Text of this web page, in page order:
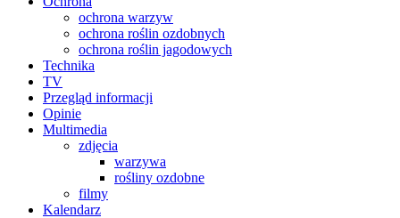
ochrona warzyw
ochrona roślin ozdobnych
ochrona roślin jagodowych
Technika
TV
Przegląd informacji
Opinie
Multimedia
zdjęcia
warzywa
rośliny ozdobne
filmy
Kalendarz